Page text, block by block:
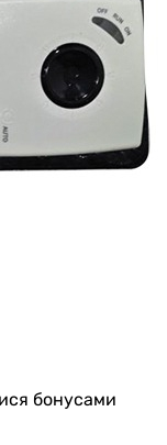
бонусами